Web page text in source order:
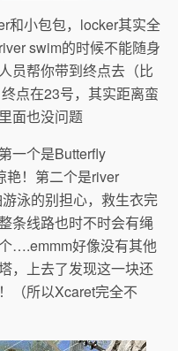
和小包包，locker其实全
swim的时候不能随身
员帮你带到终点去（比
点在23号，其实距离蛮
面也没问题
一个是Butterfly
艳！第二个是river
泳的别担心，救生衣完
条线路也时不时会有绳
….emmm好像没有其他
，上去了发现这一块还
（所以Xcaret完全不